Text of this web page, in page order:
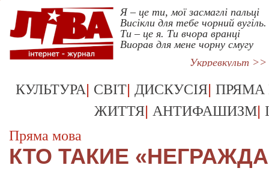
Я – це ти, мої засмаглі пальці
Висікли для тебе чорний вугіль.
Ти – це я. Ти вчора вранці
Виорав для мене чорну смугу
Укрревкульт >>
КУЛЬТУРА| СВІТ| ДИСКУСІЯ| ПРЯМА
ЖИТТЯ| АНТИФАШИЗМ|
Пряма мова
КТО ТАКИЕ